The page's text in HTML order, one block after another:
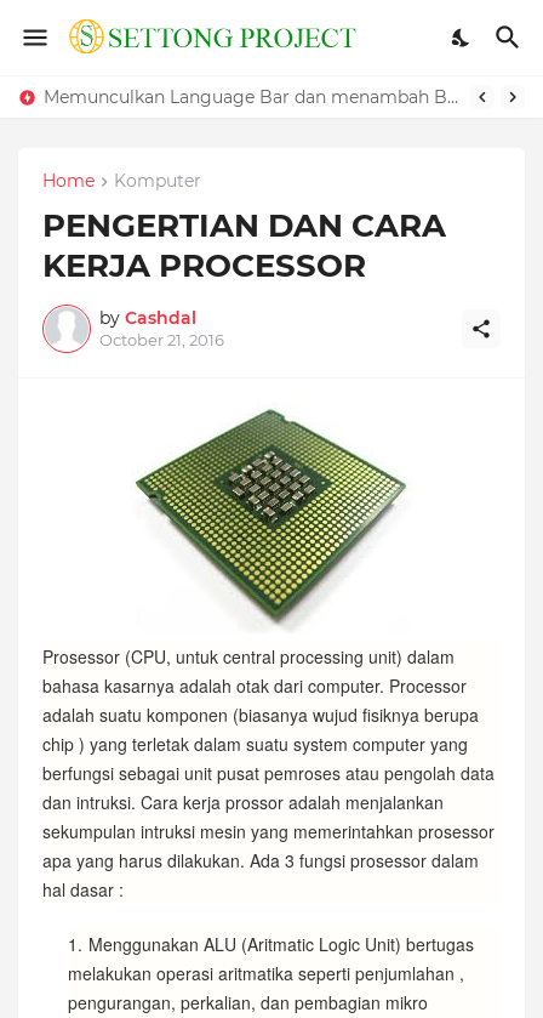
Memunculkan Language Bar dan menambah Bahasa pada Windows
Cara Mengatasi Windows Yang Lambat
Home Komputer
PENGERTIAN DAN CARA
KERJA PROCESSOR
by Cashdal
October 21, 2016
Prosessor (CPU, untuk central processing unit) dalam
bahasa kasarnya adalah otak dari computer. Processor
adalah suatu komponen (biasanya wujud fisiknya berupa
chip ) yang terletak dalam suatu system computer yang
berfungsi sebagai unit pusat pemroses atau pengolah data
dan intruksi. Cara kerja prossor adalah menjalankan
sekumpulan intruksi mesin yang memerintahkan prosessor
apa yang harus dilakukan. Ada 3 fungsi prosessor dalam
hal dasar :
Menggunakan ALU (Aritmatic Logic Unit) bertugas
melakukan operasi aritmatika seperti penjumlahan ,
pengurangan, perkalian, dan pembagian mikro